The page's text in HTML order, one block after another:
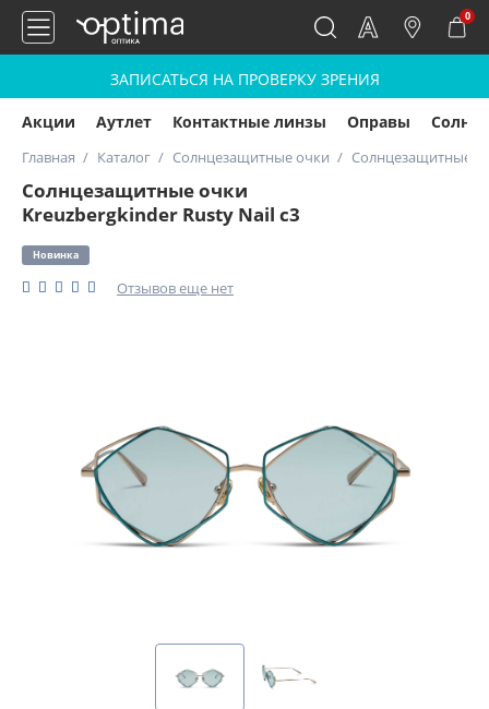
0
ЗАПИСАТЬСЯ НА ПРОВЕРКУ ЗРЕНИЯ
Акции Аутлет Контактные линзы Оправы
Главная Каталог Солнцезащитные очки Солнцезащитные
Солнцезащитные очки
Kreuzbergkinder Rusty Nail c3
Новинка
Отзывов еще нет